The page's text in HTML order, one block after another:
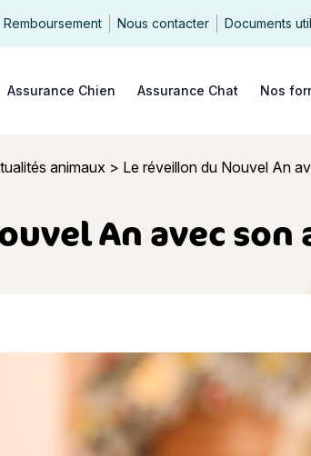
Remboursement Nous contacter Documents
Assurance Chien Assurance Chat Nos
animaux> Le réveillon du Nouvel An
An avec
Nouvel An avec son animal de compagnie